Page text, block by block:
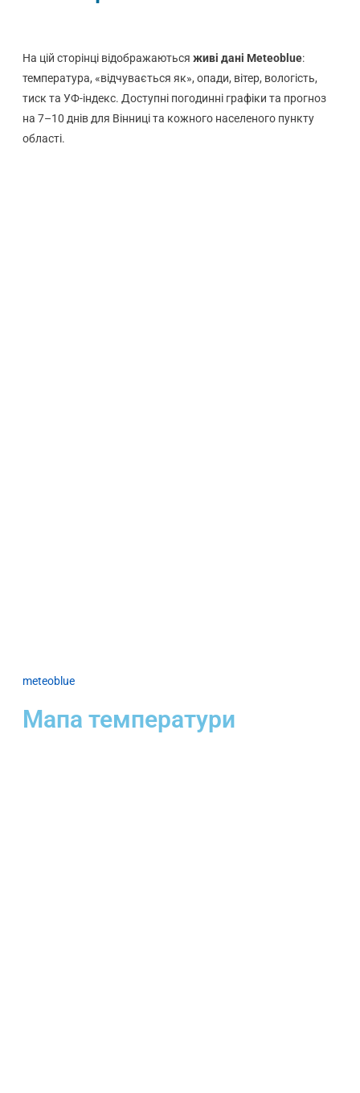
На цій сторінці відображаються живі дані Meteoblue:
температура, «відчувається як», опади, вітер, вологість,
тиск та УФ-індекс. Доступні погодинні графіки та прогноз
на 7–10 днів для Вінниці та кожного населеного пункту
області.
meteoblue
Мапа температури